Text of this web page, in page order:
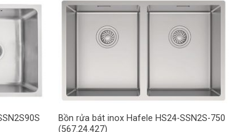
nghệ ép khuôn G.P.S
đến bề mặt của sản phẩm.
sử dụng.
cho căn bếp.
chế ngăn mùi hôi hiệu quả.
+
Bồn rửa bát inox Hafele HS24-SSN2S-750
(567.24.427)